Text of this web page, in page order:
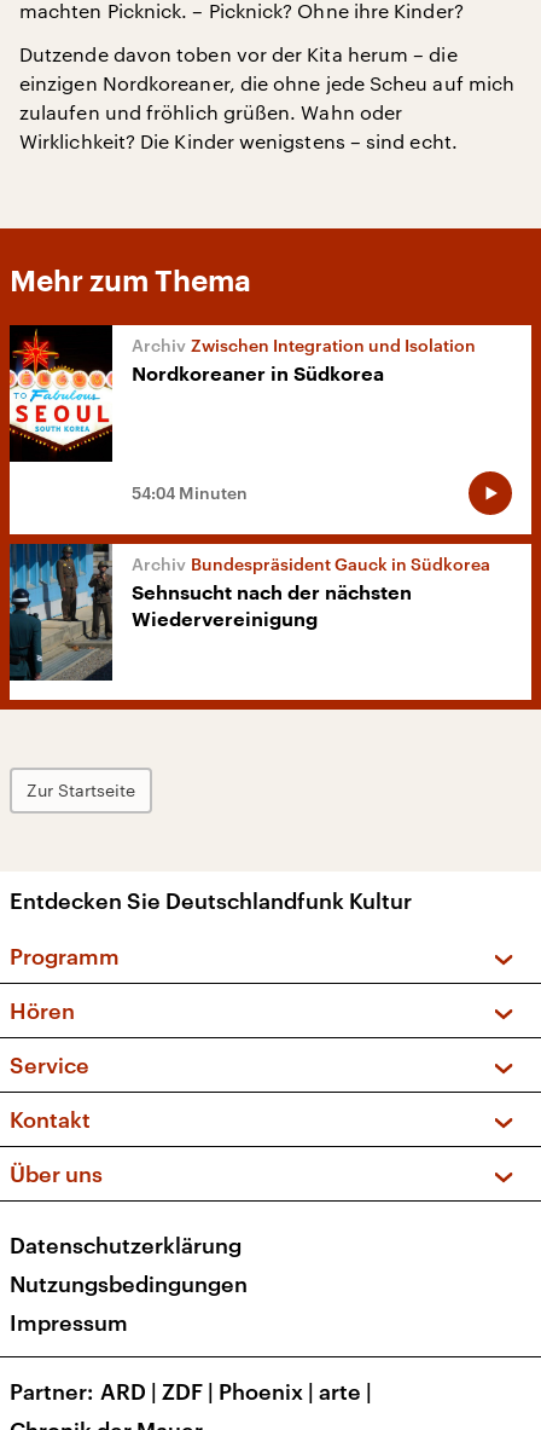
machten Picknick. – Picknick? Ohne ihre Kinder?
Dutzende davon toben vor der Kita herum – die
einzigen Nordkoreaner, die ohne jede Scheu auf mich
zulaufen und fröhlich grüßen. Wahn oder
Wirklichkeit? Die Kinder wenigstens – sind echt.
Mehr zum Thema
Zwischen Integration und Isolation
Nordkoreaner in Südkorea
54:04 Minuten
Bundespräsident Gauck in Südkorea
Sehnsucht nach der nächsten
Wiedervereinigung
Zur Startseite
Entdecken Sie Deutschlandfunk Kultur
Programm
Sendungen und Podcasts
Musikliste
Kakadu – Das Kinderprogramm
Hören
Frequenzen (UKW + DAB+)
Service
FAQ
Apps
Newsletter
Veranstaltungen
Kontakt
Social Media
Über uns
Presse
Karriere
Transparenz
Datenschutzerklärung
Nutzungsbedingungen
Impressum
Partner ARD | ZDF | Phoenix | arte |